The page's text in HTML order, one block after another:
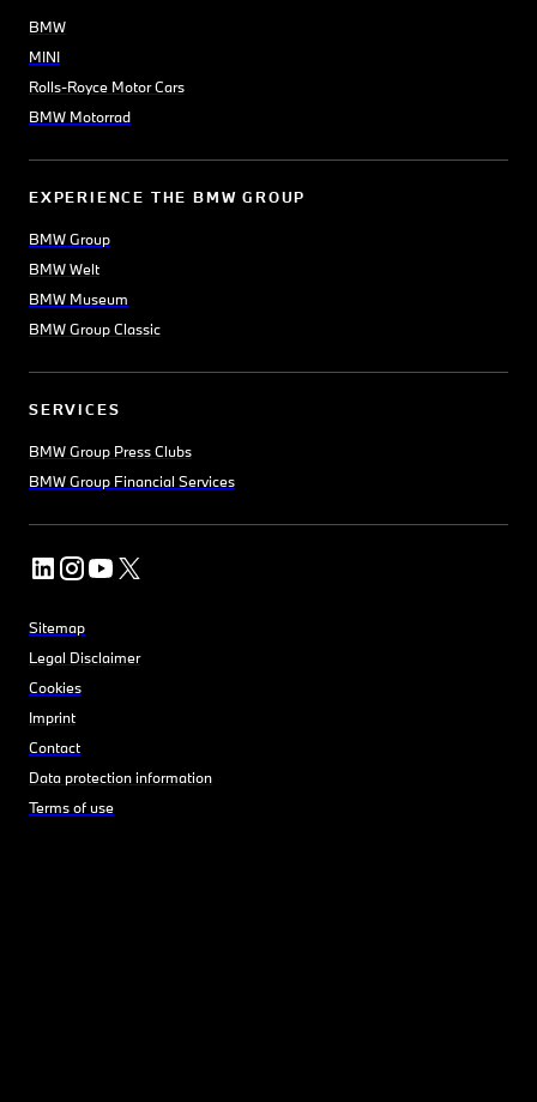
BMW
MINI
Rolls-Royce Motor Cars
BMW Motorrad
EXPERIENCE THE BMW GROUP
BMW Group
BMW Welt
BMW Museum
BMW Group Classic
SERVICES
BMW Group Press Clubs
BMW Group Financial Services
Sitemap
Legal Disclaimer
Cookies
Imprint
Contact
Data protection information
Terms of use